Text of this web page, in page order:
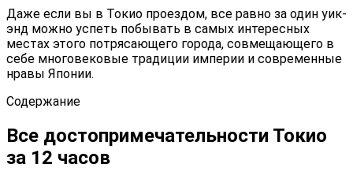
Даже если вы в Токио проездом, все равно за один уик-
энд можно успеть побывать в самых интересных
местах этого потрясающего города, совмещающего в
себе многовековые традиции империи и современные
нравы Японии.
Содержание
Все достопримечательности Токио
за 12 часов